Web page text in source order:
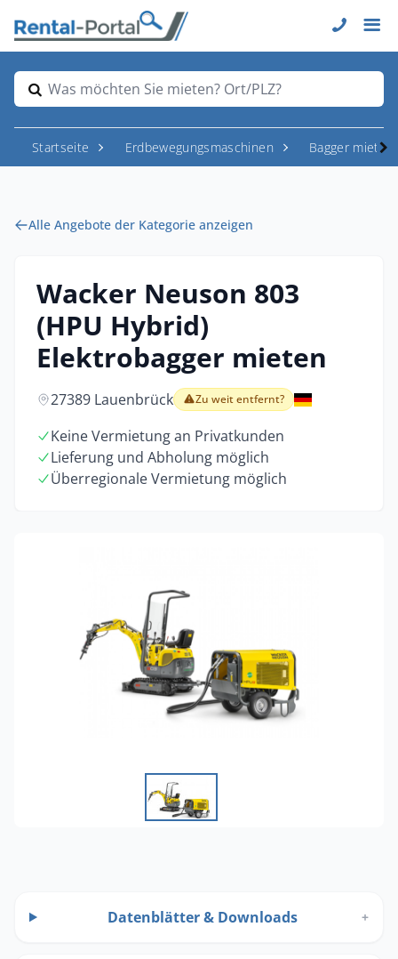
Was möchten Sie mieten? Ort/PLZ?
Startseite Erdbewegungsmaschinen Bagger mieten
Alle Angebote der Kategorie anzeigen
Wacker Neuson 803
(HPU Hybrid)
Elektrobagger mieten
27389 Lauenbrück Zu weit entfernt?
Keine Vermietung an Privatkunden
Lieferung und Abholung möglich
Überregionale Vermietung möglich
Datenblätter & Downloads +